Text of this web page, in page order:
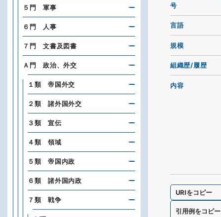
号
言語
規模
組織歴/履歴
内容
URIをコピー
引用例をコピー
５門 軍事
６門 人事
７門 文書及図書
Ａ門 政治、外交
１類 帝国外交
２類 諸外国外交
３類 宣伝
４類 領域
５類 帝国内政
６類 諸外国内政
７類 戦争